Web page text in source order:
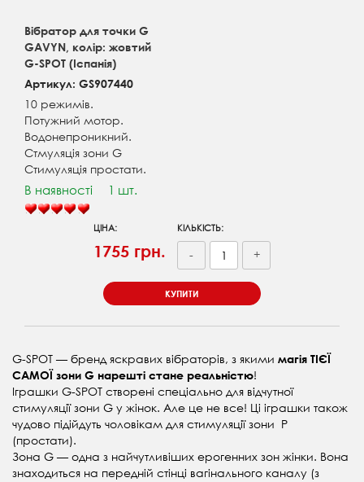
Вібратор для точки G
GAVYN, колір: жовтий
G-SPOT (Іспанія)
Артикул: GS907440
10 режимів.
Потужний мотор.
Водонепроникний.
Стмуляція зони G
Стимуляція простати.
В наявності 1 шт.
ЦІНА:
1755 грн.
КІЛЬКІСТЬ:
- +
КУПИТИ
G-SPOT — бренд яскравих вібраторів, з якими магія ТІЄЇ
САМОЇ зони G нарешті стане реальністю!
Іграшки G-SPOT створені спеціально для відчутної
стимуляції зони G у жінок. Але це не все! Ці іграшки також
чудово підійдуть чоловікам для стимуляції зони P
(простати).
Зона G — одна з найчутливіших ерогенних зон жінки. Вона
знаходиться на передній стінці вагінального каналу (з